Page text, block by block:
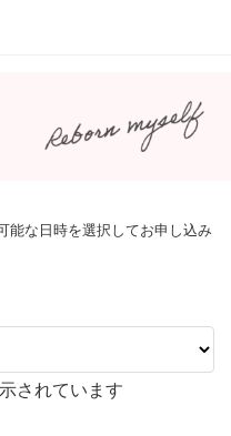
能な日時を選択してお申し込み
されています